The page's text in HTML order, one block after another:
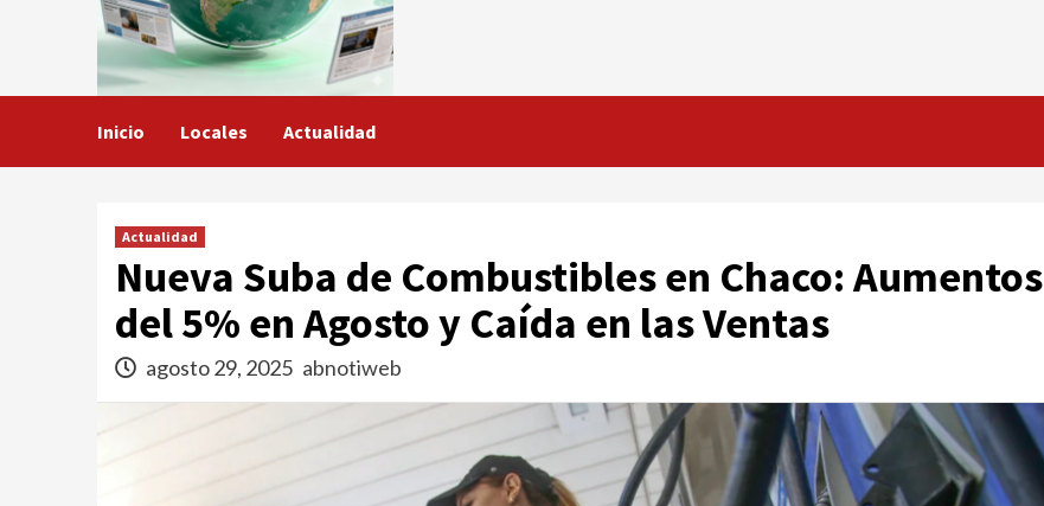
Inicio Locales Actualidad
Actualidad
Nueva Suba de Combustibles en Chaco: Aumentos
del 5% en Agosto y Caída en las Ventas
agosto 29, 2025 abnotiweb